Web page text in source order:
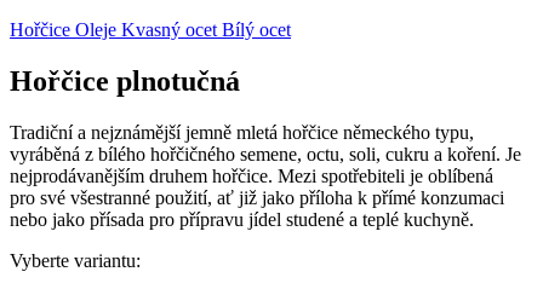
Hořčice Oleje Kvasný ocet Bílý ocet
Hořčice plnotučná
Tradiční a nejznámější jemně mletá hořčice německého typu,
vyráběná z bílého hořčičného semene, octu, soli, cukru a koření. Je
nejprodávanějším druhem hořčice. Mezi spotřebiteli je oblíbená
pro své všestranné použití, ať již jako příloha k přímé konzumaci
nebo jako přísada pro přípravu jídel studené a teplé kuchyně.
Vyberte variantu: